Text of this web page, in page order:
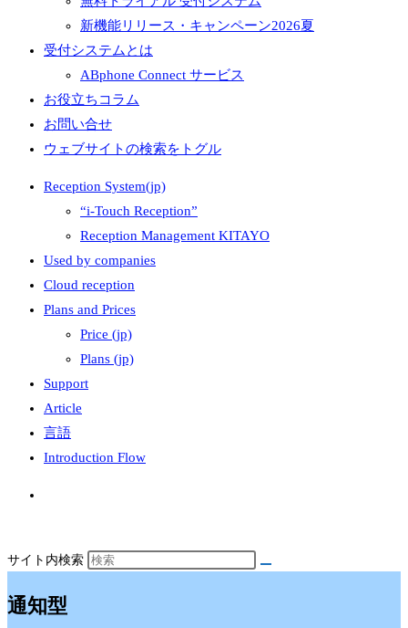
新機能リリース・キャンペーン2026夏
受付システムとは
ABphone Connect サービス
お役立ちコラム
お問い合せ
ウェブサイトの検索をトグル
Reception System(jp)
“i-Touch Reception”
Reception Management KITAYO
Used by companies
Cloud reception
Plans and Prices
Price (jp)
Plans (jp)
Support
Article
言語
Introduction Flow
サイト内検索
通知型